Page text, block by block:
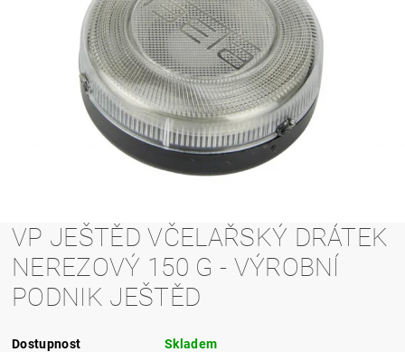
VP JEŠTĚD VČELAŘSKÝ DRÁTEK
NEREZOVÝ 150 G - VÝROBNÍ
PODNIK JEŠTĚD
Dostupnost Skladem